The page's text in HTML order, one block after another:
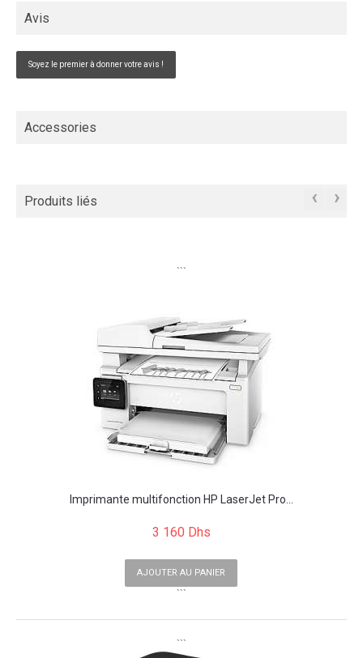
Avis
Soyez le premier à donner votre avis !
Accessories
Produits liés ‹ ›
```
Imprimante multifonction HP LaserJet Pro...
3 160 Dhs
AJOUTER AU PANIER
```
```